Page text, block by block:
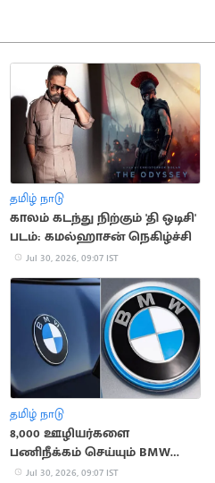
தமிழ் நாடு
காலம் கடந்து நிற்கும் 'தி ஒடிசி'
படம்: கமல்ஹாசன் நெகிழ்ச்சி
Jul 30, 2026, 09:07 IST
தமிழ் நாடு
8,000 ஊழியர்களை
பணிநீக்கம் செய்யும் BMW
நிறுவனம்
Jul 30, 2026, 09:07 IST